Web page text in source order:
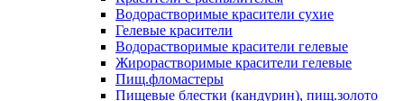
Водорастворимые красители сухие
Гелевые красители
Водорастворимые красители гелевые
Жирорастворимые красители гелевые
Пищ.фломастеры
Пищевые блестки (кандурин), пищ.золото